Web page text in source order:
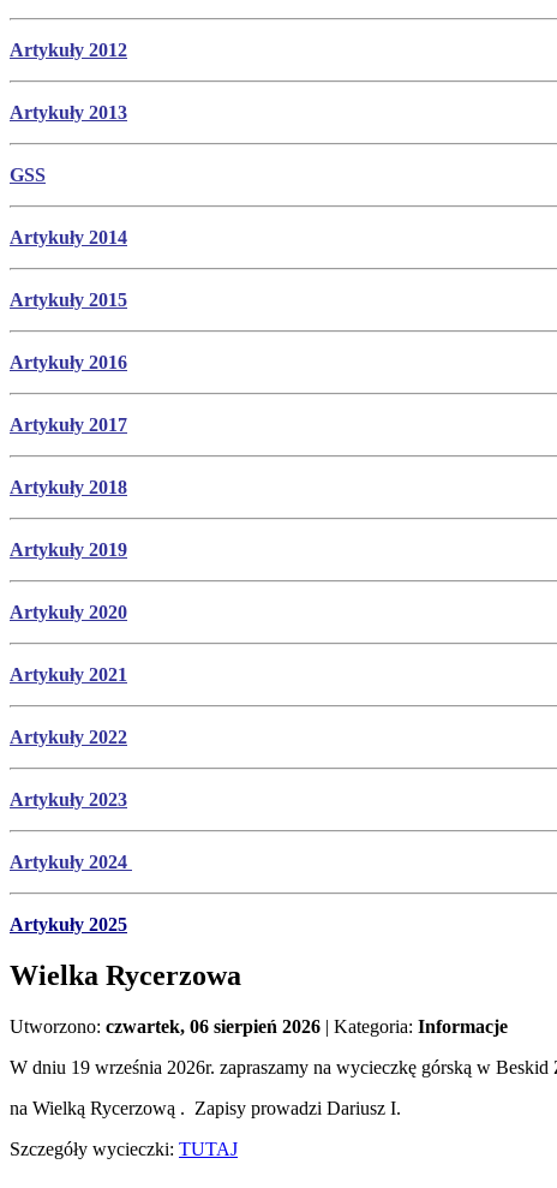
Artykuły 2012
Artykuły 2013
GSS
Artykuły 2014
Artykuły 2015
Artykuły 2016
Artykuły 2017
Artykuły 2018
Artykuły 2019
Artykuły 2020
Artykuły 2021
Artykuły 2022
Artykuły 2023
Artykuły 2024
Artykuły 2025
Wielka Rycerzowa
Utworzono: czwartek, 06 sierpień 2026 | Kategoria: Informacje
W dniu 19 września 2026r. zapraszamy na wycieczkę górską w
na Wielką Rycerzową . Zapisy prowadzi Dariusz I.
Szczegóły wycieczki: TUTAJ